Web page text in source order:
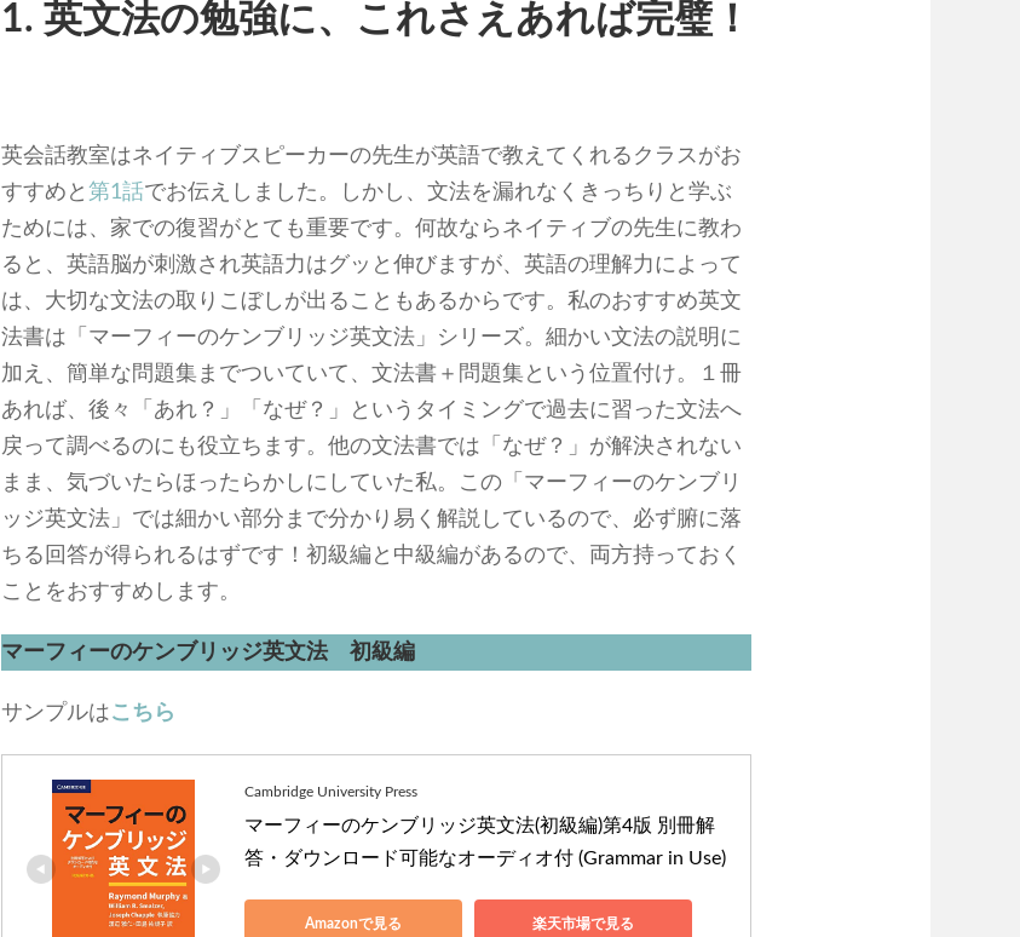
1. 英文法の勉強に、これさえあれば完璧！
英会話教室はネイティブスピーカーの先生が英語で教えてくれるクラスがお
すすめと 第1話でお伝えしました。しかし、文法を漏れなくきっちりと学ぶ
ためには、家での復習がとても重要です。何故ならネイティブの先生に教わ
ると、英語脳が刺激され英語力はグッと伸びますが、英語の理解力によって
は、大切な文法の取りこぼしが出ることもあるからです。私のおすすめ英文
法書は「マーフィーのケンブリッジ英文法」シリーズ。細かい文法の説明に
加え、簡単な問題集までついていて、文法書＋問題集という位置付け。１冊
あれば、後々「あれ？」「なぜ？」というタイミングで過去に習った文法へ
戻って調べるのにも役立ちます。他の文法書では「なぜ？」が解決されない
まま、気づいたらほったらかしにしていた私。この「マーフィーのケンブリ
ッジ英文法」では細かい部分まで分かり易く解説しているので、必ず腑に落
ちる回答が得られるはずです！初級編と中級編があるので、両方持っておく
ことをおすすめします。
マーフィーのケンブリッジ英文法 初級編
サンプルはこちら
Cambridge University Press
マーフィーのケンブリッジ英文法(初級編)第4版 別冊解
答・ダウンロード可能なオーディオ付 (Grammar in Use)
Amazonで見る 楽天市場で見る